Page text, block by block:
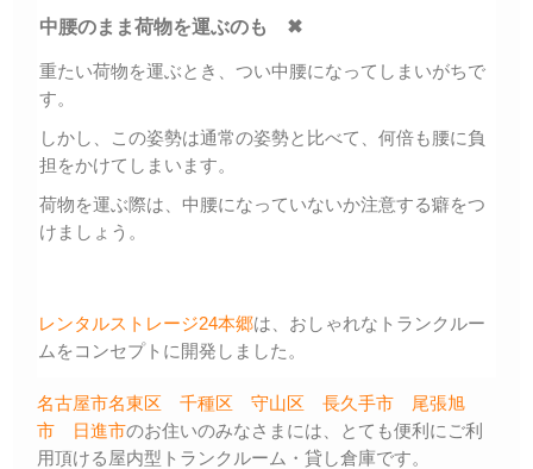
中腰のまま荷物を運ぶのも ✖
重たい荷物を運ぶとき、つい中腰になってしまいがちで
す。
しかし、この姿勢は通常の姿勢と比べて、何倍も腰に負
担をかけてしまいます。
荷物を運ぶ際は、中腰になっていないか注意する癖をつ
けましょう。
レンタルストレージ24本郷は、おしゃれなトランクルー
ムをコンセプトに開発しました。
名古屋市名東区 千種区 守山区 長久手市
尾張旭
市
日進市のお住いのみなさまには、とても便利にご利
用頂ける屋内型トランクルーム・貸し倉庫です。